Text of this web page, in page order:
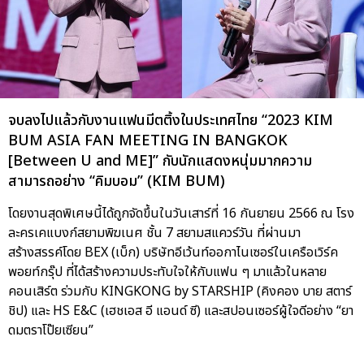
จบลงไปแล้วกับงานแฟนมีตติ้งในประเทศไทย “2023 KIM
BUM ASIA FAN MEETING IN BANGKOK
[Between U and ME]” กับนักแสดงหนุ่มมากความ
สามารถอย่าง “คิมบอม” (KIM BUM)
โดยงานสุดพิเศษนี้ได้ถูกจัดขึ้นในวันเสาร์ที่ 16 กันยายน 2566 ณ โรง
ละครเคแบงก์สยามพิฆเนศ ชั้น 7 สยามสแควร์วัน ที่ผ่านมา
สร้างสรรค์โดย BEX (เบ็ก) บริษัทอีเว้นท์ออกาไนเซอร์ในเครือเวิร์ค
พอยท์กรุ๊ป ที่ได้สร้างความประทับใจให้กับแฟน ๆ มาแล้วในหลาย
คอนเสิร์ต ร่วมกับ KINGKONG by STARSHIP (คิงคอง บาย สตาร์
ชิป) และ HS E&C (เฮชเอส อี แอนด์ ซี) และสปอนเซอร์ผู้ใจดีอย่าง “ยา
ดมตราโป๊ยเซียน”